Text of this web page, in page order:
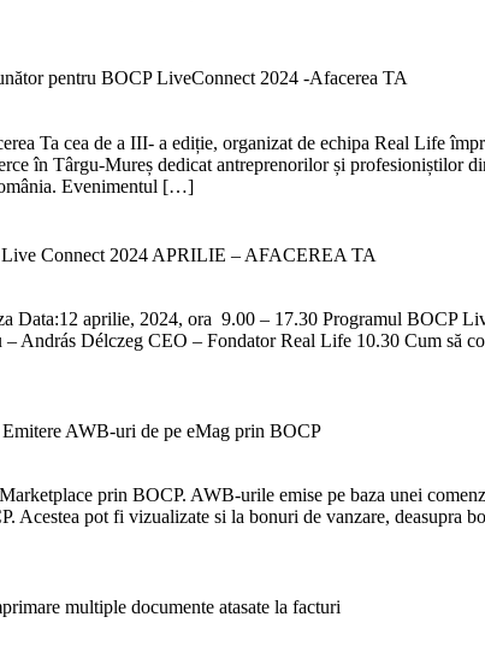
pentru BOCP LiveConnect 2024 -Afacerea TA
Ta cea de a III- a ediție, organizat de echipa Real Life
în Târgu-Mureș dedicat antreprenorilor și profesioniștilor
Evenimentul […]
Connect 2024 APRILIE – AFACEREA TA
Data:12 aprilie, 2024, ora 9.00 – 17.30 Programul BOCP
András Délczeg CEO – Fondator Real Life 10.30 Cum să
Emitere AWB-uri de pe eMag prin BOCP
prin BOCP. AWB-urile emise pe baza unei
pot fi vizualizate si la bonuri de vanzare, deasupra
multiple documente atasate la facturi